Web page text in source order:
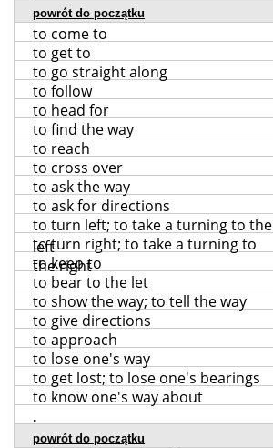
powrót do początku
to come to
to get to
to go straight along
to follow
to head for
to find the way
to reach
to cross over
to ask the way
to ask for directions
to turn left; to take a turning to the
left
to turn right; to take a turning to
the right
to keep to
to bear to the let
to show the way; to tell the way
to give directions
to approach
to lose one's way
to get lost; to lose one's bearings
to know one's way about
.
powrót do początku